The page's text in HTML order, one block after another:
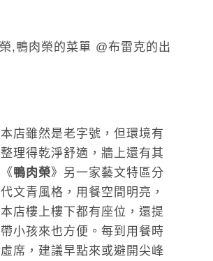
店雖然是老字號，但環境有
理得乾淨舒適，牆上還有其
鴨肉榮》另一家藝文特區分
文青風格，用餐空間明亮，
店樓上樓下都有座位，還提
小孩來也方便。每到用餐時
席，建議早點來或避開尖峰